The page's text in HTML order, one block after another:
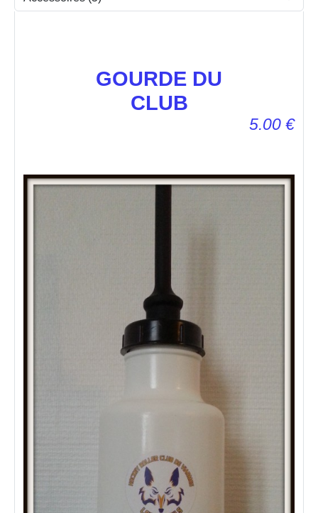
GOURDE DU
CLUB
5.00 €